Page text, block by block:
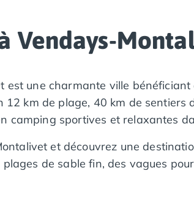
Vendays-
est une charmante ville
km de plage, 40 km de
camping sportives et relaxantes
et découvrez une
de sable fin, des vagues